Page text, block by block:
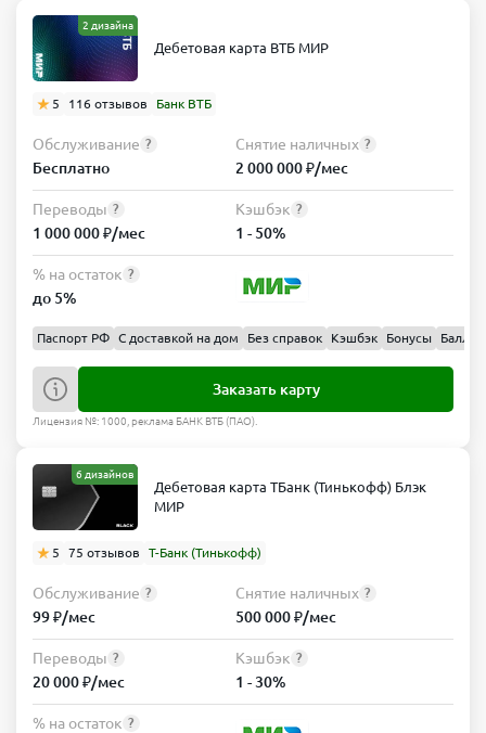
2 дизайна
Дебетовая карта ВТБ МИР
5 116 отзывов Банк ВТБ
Обслуживание ?
Бесплатно
Снятие наличных ?
2 000 000 ₽/мес
Переводы ?
1 000 000 ₽/мес
Кэшбэк ?
1 - 50%
% на остаток ?
до 5%
Паспорт РФ С доставкой на дом Без справок Кэшбэк Бонусы Баллы
Заказать карту
Лицензия №: 1000, реклама БАНК ВТБ (ПАО).
6 дизайнов
Дебетовая карта ТБанк (Тинькофф) Блэк
МИР
5 75 отзывов Т-Банк (Тинькофф)
Обслуживание ?
99 ₽/мес
Снятие наличных ?
500 000 ₽/мес
Переводы ?
20 000 ₽/мес
Кэшбэк ?
1 - 30%
% на остаток ?